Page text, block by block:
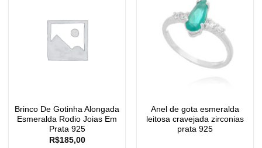
Brinco De Gotinha Alongada
Esmeralda Rodio Joias Em
Prata 925
R$185,00
Anel de gota esmeralda
leitosa cravejada zirconias
prata 925